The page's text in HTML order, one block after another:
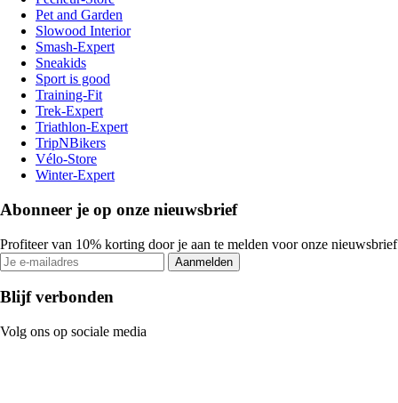
Pet and Garden
Slowood Interior
Smash-Expert
Sneakids
Sport is good
Training-Fit
Trek-Expert
Triathlon-Expert
TripNBikers
Vélo-Store
Winter-Expert
Abonneer je op onze nieuwsbrief
Profiteer van 10% korting door je aan te melden voor onze nieuwsbrief
Aanmelden
Blijf verbonden
Volg ons op sociale media